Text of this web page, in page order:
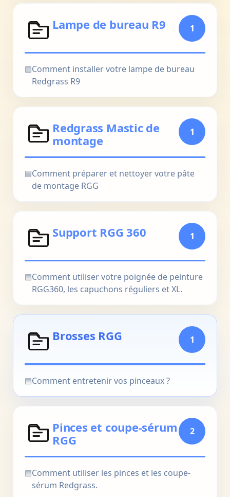
Lampe de bureau R9 1
▤Comment installer votre lampe de bureau
Redgrass R9
Redgrass Mastic de
montage
1
▤Comment préparer et nettoyer votre pâte
de montage RGG
Support RGG 360 1
▤Comment utiliser votre poignée de peinture
RGG360, les capuchons réguliers et XL.
Brosses RGG 1
▤Comment entretenir vos pinceaux ?
Pinces et coupe-sérum
RGG
2
▤Comment utiliser les pinces et les coupe-
sérum Redgrass.